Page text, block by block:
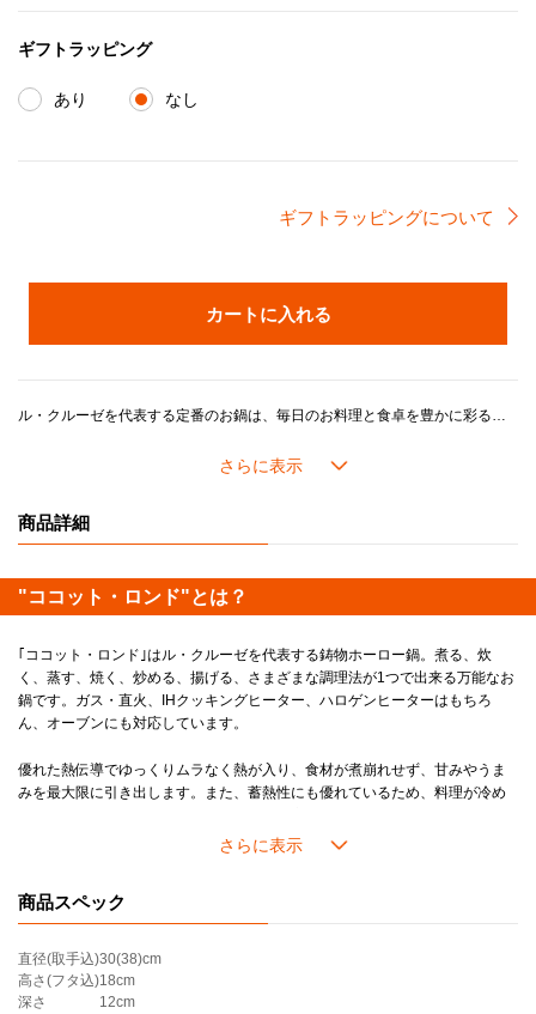
ギフトラッピング
あり なし
ギフトラッピングについて
カートに入れる
ル・クルーゼを代表する定番のお鍋は、毎日のお料理と食卓を豊かに彩るベストパートナー。「煮る」、「炊く」、「蒸す」、「焼く」、「炒める」、「揚げる」など、さまざまな調理法が1つで出来る万能鍋です。世代・年齢を問わずご愛用いただけるデザインです。
ル・クルーゼの鍋がつくるおいしさのヒミツは、鋳物ホーローの高い熱伝導性と蓄熱性に加え、ル・クルーゼが誇るこだわりの製品設計にあります。
《分量の目安》
■28cm
カレー：約16皿分
＊ツマミの色は画像でご確認ください。
＊炊飯の場合、直径24cm以上のお鍋は、熱源によって炊きあがりにムラができる場合がございます。
商品詳細
"ココット・ロンド"とは？
｢ココット・ロンド｣はル・クルーゼを代表する鋳物ホーロー鍋。煮る、炊
く、蒸す、焼く、炒める、揚げる、さまざまな調理法が1つで出来る万能なお
鍋です。ガス・直火、IHクッキングヒーター、ハロゲンヒーターはもちろ
ん、オーブンにも対応しています。
優れた熱伝導でゆっくりムラなく熱が入り、食材が煮崩れせず、甘みやうま
みを最大限に引き出します。また、蓄熱性にも優れているため、料理が冷め
引越し祝いなど慶事のギフトにも多く選ばれています。
商品スペック
直径(取手込)30(38)cm
高さ(フタ込)18cm
深さ
12cm